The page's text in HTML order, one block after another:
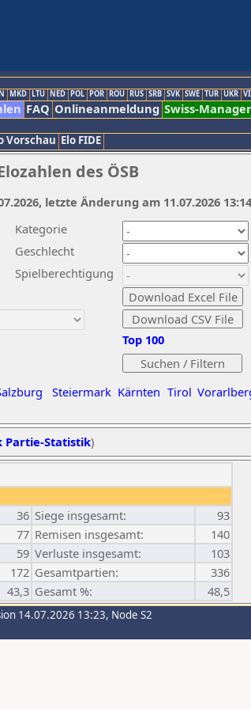
MKD LTU NED POL POR ROU RUS SRB SVK SWE TUR UKR
FAQ Onlineanmeldung Swiss-Manager
Vorschau Elo FIDE
des ÖSB
Kategorie
Geschlecht
Spielberechtigung
Steiermark Kärnten Tirol
Top 100
letzte Änderung am 11.07.2026
Partie-Statistik)
36 Siege insgesamt:
93
77 Remisen insgesamt:
140
59 Verluste insgesamt:
103
172 Gesamtpartien:
336
43,3 Gesamt %: 48,5
14.07.2026 13:23, Node S2